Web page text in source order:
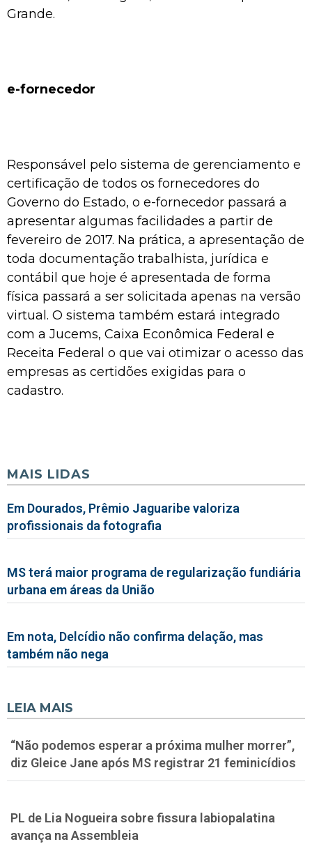
Grande.
e-fornecedor
Responsável pelo sistema de gerenciamento e
certificação de todos os fornecedores do
Governo do Estado, o e-fornecedor passará a
apresentar algumas facilidades a partir de
fevereiro de 2017. Na prática, a apresentação de
toda documentação trabalhista, jurídica e
contábil que hoje é apresentada de forma
física passará a ser solicitada apenas na versão
virtual. O sistema também estará integrado
com a Jucems, Caixa Econômica Federal e
Receita Federal o que vai otimizar o acesso das
empresas as certidões exigidas para o
cadastro.
MAIS LIDAS
Em Dourados, Prêmio Jaguaribe valoriza
profissionais da fotografia
MS terá maior programa de regularização fundiária
urbana em áreas da União
Em nota, Delcídio não confirma delação, mas
também não nega
LEIA MAIS
“Não podemos esperar a próxima mulher morrer”,
diz Gleice Jane após MS registrar 21 feminicídios
PL de Lia Nogueira sobre fissura labiopalatina
avança na Assembleia